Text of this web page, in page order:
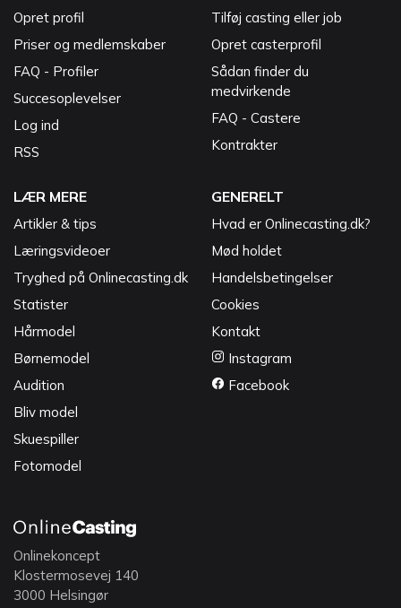
Opret profil
Priser og medlemskaber
FAQ - Profiler
Succesoplevelser
Log ind
RSS
Tilføj casting eller job
Opret casterprofil
Sådan finder du
medvirkende
FAQ - Castere
Kontrakter
LÆR MERE
Artikler & tips
Læringsvideoer
Tryghed på Onlinecasting.dk
Statister
Hårmodel
Børnemodel
Audition
Bliv model
Skuespiller
Fotomodel
GENERELT
Hvad er Onlinecasting.dk?
Mød holdet
Handelsbetingelser
Cookies
Kontakt
Instagram
Facebook
Onlinekoncept
Klostermosevej 140
3000 Helsingør